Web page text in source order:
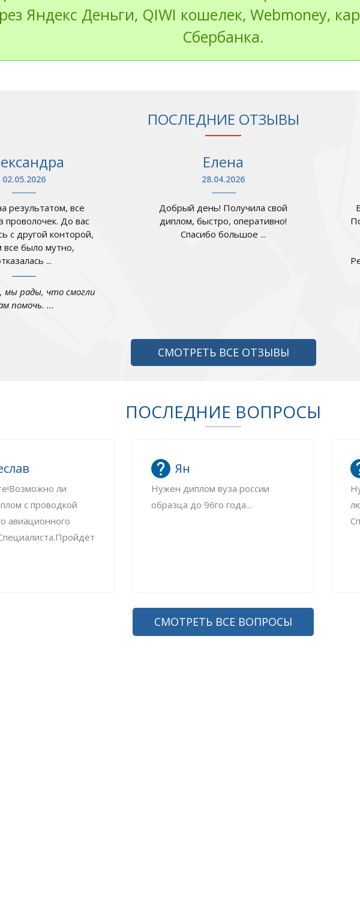
Яндекс Деньги, QIWI кошелек, Webmoney,
Сбербанка.
ПОСЛЕДНИЕ ОТЗЫВЫ
02.05.2026
результатом, все
проволочек. До вас
с другой конторой,
все было мутно,
...
мы рады, что смогли
помочь. ...
Елена
28.04.2026
Добрый день! Получила свой
диплом, быстро, оперативно!
Спасибо большое ...
СМОТРЕТЬ ВСЕ ОТЗЫВЫ
ПОСЛЕДНИЕ ВОПРОСЫ
ли
с проводкой
авиационного
Ян
Нужен диплом вуза россии
образца до 96го года...
СМОТРЕТЬ ВСЕ ВОПРОСЫ